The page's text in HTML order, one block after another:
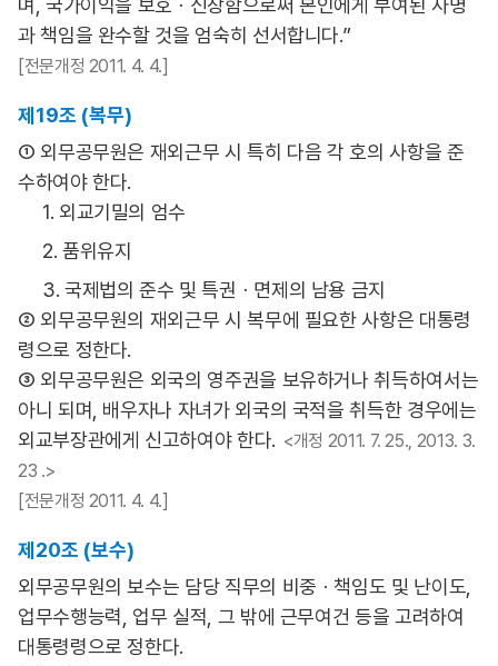
며, 국가이익을 보호ㆍ신장함으로써 본인에게 부여된 사명
과 책임을 완수할 것을 엄숙히 선서합니다.”
[전문개정 2011. 4. 4.]
제19조 (복무)
① 외무공무원은 재외근무 시 특히 다음 각 호의 사항을 준
수하여야 한다.
1. 외교기밀의 엄수
2. 품위유지
3. 국제법의 준수 및 특권ㆍ면제의 남용 금지
② 외무공무원의 재외근무 시 복무에 필요한 사항은 대통령
령으로 정한다.
③ 외무공무원은 외국의 영주권을 보유하거나 취득하여서는
아니 되며, 배우자나 자녀가 외국의 국적을 취득한 경우에는
외교부장관에게 신고하여야 한다. <개정 2011. 7. 25., 2013. 3.
23 .>
[전문개정 2011. 4. 4.]
제20조 (보수)
외무공무원의 보수는 담당 직무의 비중ㆍ책임도 및 난이도,
업무수행능력, 업무 실적, 그 밖에 근무여건 등을 고려하여
대통령령으로 정한다.